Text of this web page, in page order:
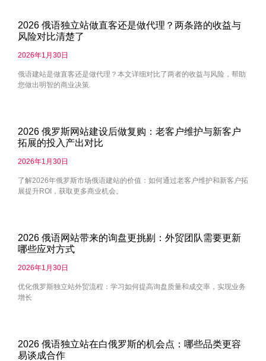
2026 俄语独立站做直客还是做代理？两条路的收益与
风险对比清楚了
2026年1月30日
俄语建站是做直客还是做代理？本文详细对比了两者的收益与风险，帮助
您做出明智的商业决策.
2026 俄罗斯网站建设后做复购：老客户维护与新客户
拓展的投入产出对比
2026年1月30日
了解2026年俄罗斯市场俄语建站的价值：如何通过老客户维护和新客户拓
展提升ROI，获取更多商业机会。
2026 俄语网站带来的询盘更挑剔：外贸团队需要更新
哪些应对方式
2026年1月30日
优化俄罗斯独立站外贸流程：学习如何提高询盘质量和成交率，实现业务
增长
2026 俄语独立站在白俄罗斯的机会点：哪些品类更容
易谈成合作